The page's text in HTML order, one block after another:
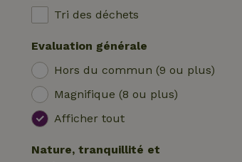
Piscine (privée)
Bateau
Wrap house
Tri des déchets
Evaluation générale
Hors du commun (9 ou plus)
Magnifique (8 ou plus)
Afficher tout
Nature, tranquillité et